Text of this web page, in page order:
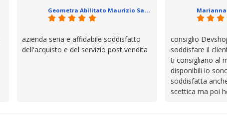
se avete bisogno siete in ottime mani.Geometra Abilitato Maurizio Sammartano
azienda seria e affidabile soddisfatto
dell'acquisto e del servizio post vendita
consiglio
soddisfare il
ti consigliano al
disponibili io
soddisfatta
scettica ma poi